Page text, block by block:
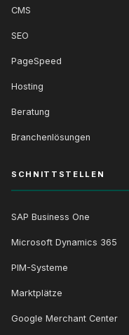
CMS
SEO
PageSpeed
Hosting
Beratung
Branchenlösungen
SCHNITTSTELLEN
SAP Business One
Microsoft Dynamics 365
PIM-Systeme
Marktplätze
Google Merchant Center